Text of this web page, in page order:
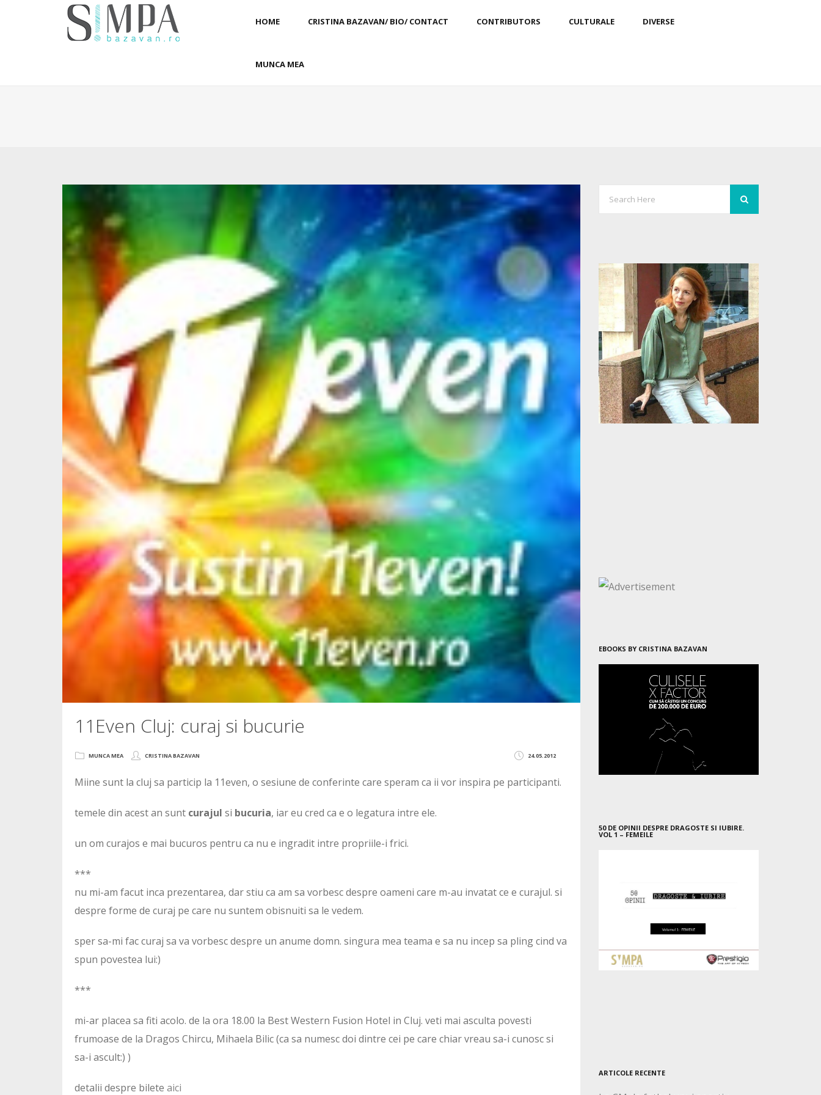
HOME CRISTINA BAZAVAN/ BIO/ CONTACT CONTRIBUTORS CULTURALE DIVERSE
MUNCA MEA
11Even Cluj: curaj si bucurie
24.05.2012
MUNCA MEA CRISTINA BAZAVAN
Miine sunt la cluj sa particip la 11even, o sesiune de conferinte care speram ca ii vor inspira pe participanti.
temele din acest an sunt curajul si bucuria, iar eu cred ca e o legatura intre ele.
un om curajos e mai bucuros pentru ca nu e ingradit intre propriile-i frici.
***
nu mi-am facut inca prezentarea, dar stiu ca am sa vorbesc despre oameni care m-au invatat ce e curajul. si
despre forme de curaj pe care nu suntem obisnuiti sa le vedem.
sper sa-mi fac curaj sa va vorbesc despre un anume domn. singura mea teama e sa nu incep sa pling cind va
spun povestea lui:)
***
mi-ar placea sa fiti acolo. de la ora 18.00 la Best Western Fusion Hotel in Cluj. veti mai asculta povesti
frumoase de la Dragos Chircu, Mihaela Bilic (ca sa numesc doi dintre cei pe care chiar vreau sa-i cunosc si
sa-i ascult:) )
detalii despre bilete aici
EBOOKS BY CRISTINA BAZAVAN
50 DE OPINII DESPRE DRAGOSTE SI IUBIRE.
VOL 1 – FEMEILE
ARTICOLE RECENTE